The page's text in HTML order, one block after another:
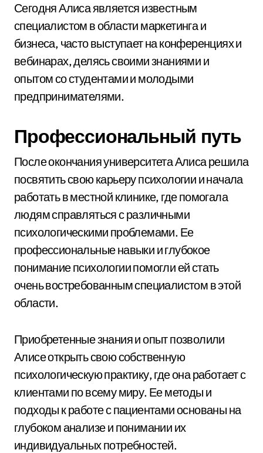
Сегодня Алиса является известным
специалистом в области маркетинга и
бизнеса, часто выступает на конференциях и
вебинарах, делясь своими знаниями и
опытом со студентами и молодыми
предпринимателями.
Профессиональный путь
После окончания университета Алиса решила
посвятить свою карьеру психологии и начала
работать в местной клинике, где помогала
людям справляться с различными
психологическими проблемами. Ее
профессиональные навыки и глубокое
понимание психологии помогли ей стать
очень востребованным специалистом в этой
области.
Приобретенные знания и опыт позволили
Алисе открыть свою собственную
психологическую практику, где она работает с
клиентами по всему миру. Ее методы и
подходы к работе с пациентами основаны на
глубоком анализе и понимании их
индивидуальных потребностей.